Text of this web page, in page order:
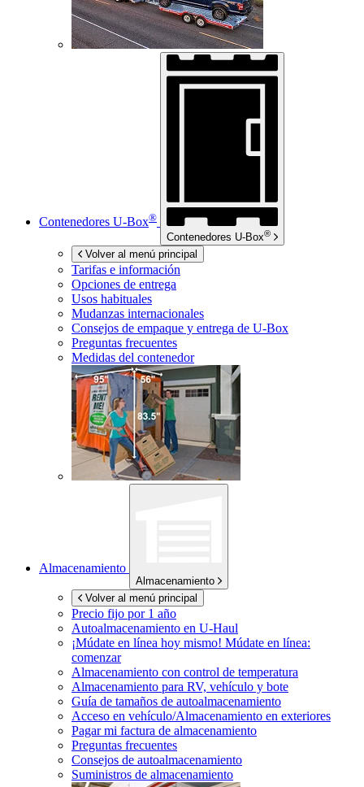
Contenedores U-Box®
Contenedores U-Box®
Volver al menú principal
Tarifas e información
Opciones de entrega
Usos habituales
Mudanzas internacionales
Consejos de empaque y entrega de U-Box
Preguntas frecuentes
Medidas del contenedor
Almacenamiento
Almacenamiento
Volver al menú principal
Precio fijo por 1 año
Autoalmacenamiento en U-Haul
¡Múdate en línea hoy mismo! Múdate en línea:
comenzar
Almacenamiento con control de temperatura
Almacenamiento para RV, vehículo y bote
Guía de tamaños de autoalmacenamiento
Acceso en vehículo/Almacenamiento en exteriores
Pagar mi factura de almacenamiento
Preguntas frecuentes
Consejos de autoalmacenamiento
Suministros de almacenamiento